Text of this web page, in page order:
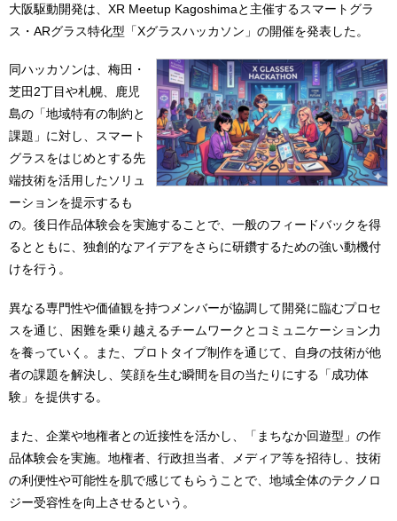
大阪駆動開発は、XR Meetup Kagoshimaと主催するスマートグラ
ス・ARグラス特化型「Xグラスハッカソン」の開催を発表した。
同ハッカソンは、梅田・
芝田2丁目や札幌、鹿児
島の「地域特有の制約と
課題」に対し、スマート
グラスをはじめとする先
端技術を活用したソリュ
ーションを提示するも
の。後日作品体験会を実施することで、一般のフィードバックを得
るとともに、独創的なアイデアをさらに研鑽するための強い動機付
けを行う。
異なる専門性や価値観を持つメンバーが協調して開発に臨むプロセ
スを通じ、困難を乗り越えるチームワークとコミュニケーション力
を養っていく。また、プロトタイプ制作を通じて、自身の技術が他
者の課題を解決し、笑顔を生む瞬間を目の当たりにする「成功体
験」を提供する。
また、企業や地権者との近接性を活かし、「まちなか回遊型」の作
品体験会を実施。地権者、行政担当者、メディア等を招待し、技術
の利便性や可能性を肌で感じてもらうことで、地域全体のテクノロ
ジー受容性を向上させるという。